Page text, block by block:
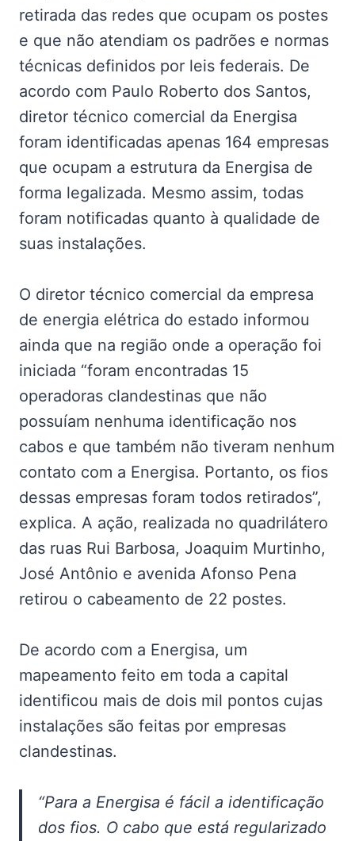
retirada das redes que ocupam os postes
e que não atendiam os padrões e normas
técnicas definidos por leis federais. De
acordo com Paulo Roberto dos Santos,
diretor técnico comercial da Energisa
foram identificadas apenas 164 empresas
que ocupam a estrutura da Energisa de
forma legalizada. Mesmo assim, todas
foram notificadas quanto à qualidade de
suas instalações.
O diretor técnico comercial da empresa
de energia elétrica do estado informou
ainda que na região onde a operação foi
iniciada “foram encontradas 15
operadoras clandestinas que não
possuíam nenhuma identificação nos
cabos e que também não tiveram nenhum
contato com a Energisa. Portanto, os fios
dessas empresas foram todos retirados”,
explica. A ação, realizada no quadrilátero
das ruas Rui Barbosa, Joaquim Murtinho,
José Antônio e avenida Afonso Pena
retirou o cabeamento de 22 postes.
De acordo com a Energisa, um
mapeamento feito em toda a capital
identificou mais de dois mil pontos cujas
instalações são feitas por empresas
clandestinas.
“Para a Energisa é fácil a identificação
dos fios. O cabo que está regularizado